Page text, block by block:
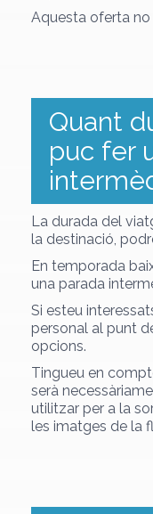
Aquesta oferta
Quant
puc fer
La durada del
la destinació,
En temporada
una parada
Si esteu
personal al punt
opcions.
Tingueu en
serà
utilitzar per a la
les imatges de la